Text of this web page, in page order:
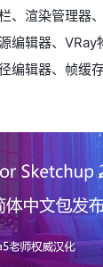
、渲染管理器
编辑器、VRay
编辑器、帧缓